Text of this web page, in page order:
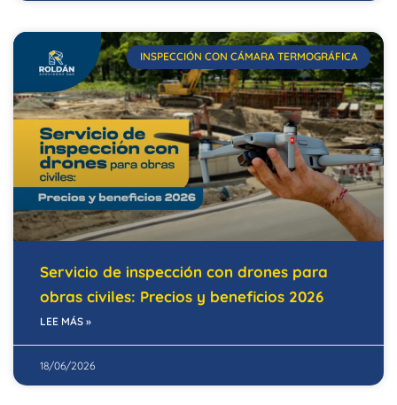
INSPECCIÓN CON CÁMARA TERMOGRÁFICA
Servicio de inspección con drones para
obras civiles: Precios y beneficios 2026
LEE MÁS »
18/06/2026